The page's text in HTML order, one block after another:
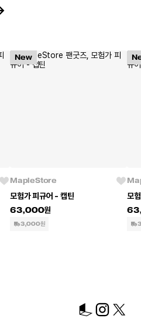
New
MapleStore
모험가 피규어 - 캡틴
63,000
3,000원
모